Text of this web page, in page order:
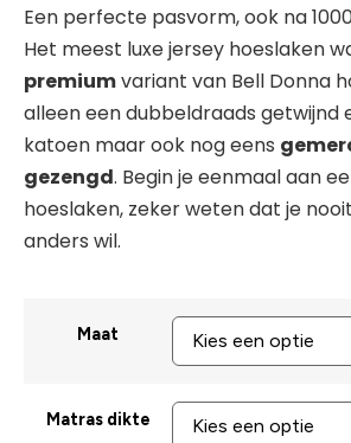
Een perfecte pasvorm, ook na
Het meest luxe jersey hoeslaken
premiumvariant van Bell Donna
alleen een dubbeldraads getwijnd
katoen maar ook nog eens
gezengd. Begin je eenmaal aan
hoeslaken, zeker weten dat je
anders wil.
Maat
Matras dikte